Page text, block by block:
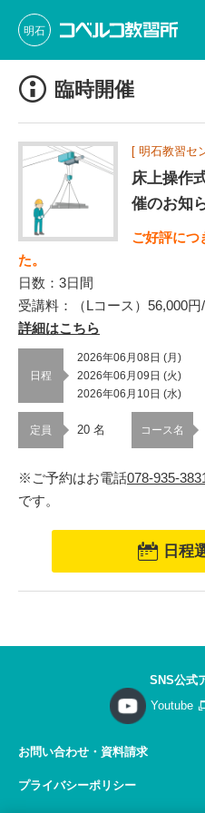
明石
臨時開催
[ 明石教習セ
床上操作
催のお知
ご好評につ
た。
日数：3日間
受講料：（Lコース）56,000
詳細はこちら
日程
2026年06月08日 (月)
2026年06月09日 (火)
2026年06月10日 (水)
定員 20 名 コース名
※ご予約はお電話078-935-
です。
日程
SNS公式
Youtube
お問い合わせ・資料請求
プライバシーポリシー